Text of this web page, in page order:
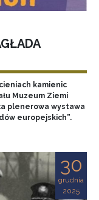
kamienic
Muzeum Ziemi
plenerowa wystawa
europejskich”.
30
grudnia
2025